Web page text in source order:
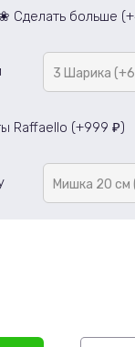
Сделать больше (+
3 Шарика
Raffaello (+999 ₽)
Мишка 20 см